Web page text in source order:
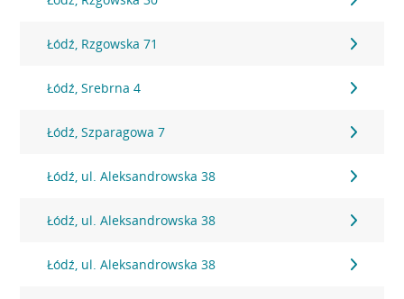
Łódź, Rzgowska 71
Łódź, Srebrna 4
Łódź, Szparagowa 7
Łódź, ul. Aleksandrowska 38
Łódź, ul. Aleksandrowska 38
Łódź, ul. Aleksandrowska 38